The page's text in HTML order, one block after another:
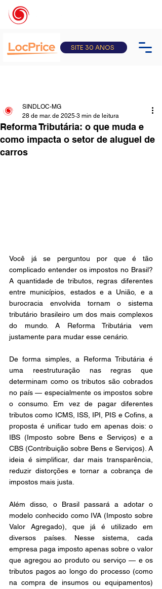
SITE 30 ANOS
Reforma Tributária: o que muda e
como impacta o setor de aluguel de
carros
SINDLOC-MG
28 de mar. de 2025 3 min de leitura
Você já se perguntou por que é tão
complicado entender os impostos no Brasil?
A quantidade de tributos, regras diferentes
entre municípios, estados e a União, e a
burocracia envolvida tornam o sistema
tributário brasileiro um dos mais complexos
do mundo. A Reforma Tributária vem
justamente para mudar esse cenário.
De forma simples, a Reforma Tributária é
uma reestruturação nas regras que
determinam como os tributos são cobrados
no país — especialmente os impostos sobre
o consumo. Em vez de pagar diferentes
tributos como ICMS, ISS, IPI, PIS e Cofins, a
proposta é unificar tudo em apenas dois: o
IBS (Imposto sobre Bens e Serviços) e a
CBS (Contribuição sobre Bens e Serviços). A
ideia é simplificar, dar mais transparência,
reduzir distorções e tornar a cobrança de
impostos mais justa.
Além disso, o Brasil passará a adotar o
modelo conhecido como IVA (Imposto sobre
Valor Agregado), que já é utilizado em
diversos países. Nesse sistema, cada
empresa paga imposto apenas sobre o valor
que agregou ao produto ou serviço — e os
tributos pagos ao longo do processo (como
na compra de insumos ou equipamentos)